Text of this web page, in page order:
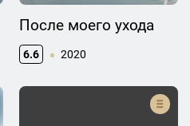
После моего ухода
6.6 2020